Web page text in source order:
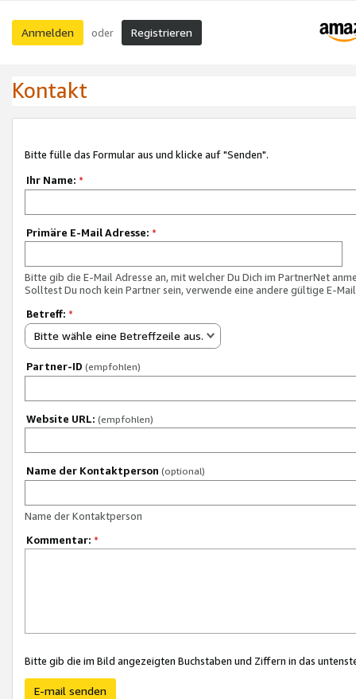
Anmelden oder Registrieren
Kontakt
Bitte fülle das Formular aus und klicke auf "Senden".
Ihr Name: *
Primäre E-Mail Adresse: *
Bitte gib die E-Mail Adresse an, mit welcher Du Dich im PartnerNet
Solltest Du noch kein Partner sein, verwende eine andere gültige E-
Betreff: *
Bitte wähle eine Betreffzeile aus.
Partner-ID (empfohlen)
Website URL: (empfohlen)
Name der Kontaktperson (optional)
Name der Kontaktperson
Kommentar: *
Bitte gib die im Bild angezeigten Buchstaben und Ziffern in das
E-mail senden